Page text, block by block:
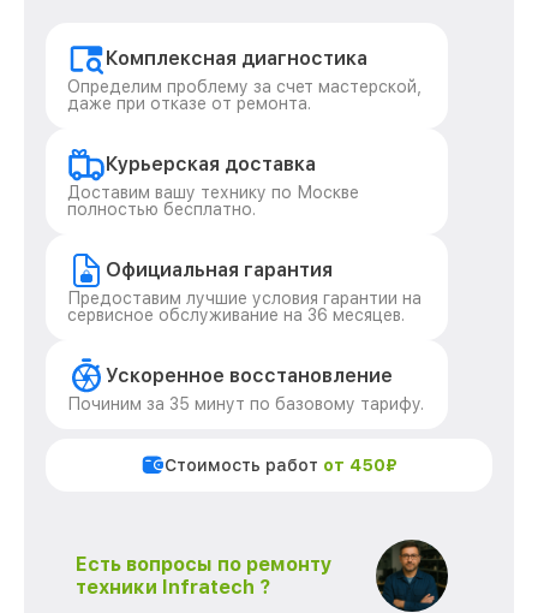
Комплексная диагностика
Определим проблему за счет мастерской,
даже при отказе от ремонта.
Курьерская доставка
Доставим вашу технику по Москве
полностью бесплатно.
Официальная гарантия
Предоставим лучшие условия гарантии на
сервисное обслуживание на 36 месяцев.
Ускоренное восстановление
Починим за 35 минут по базовому тарифу.
Стоимость работ от 450₽
Есть вопросы по ремонту
техники Infratech ?